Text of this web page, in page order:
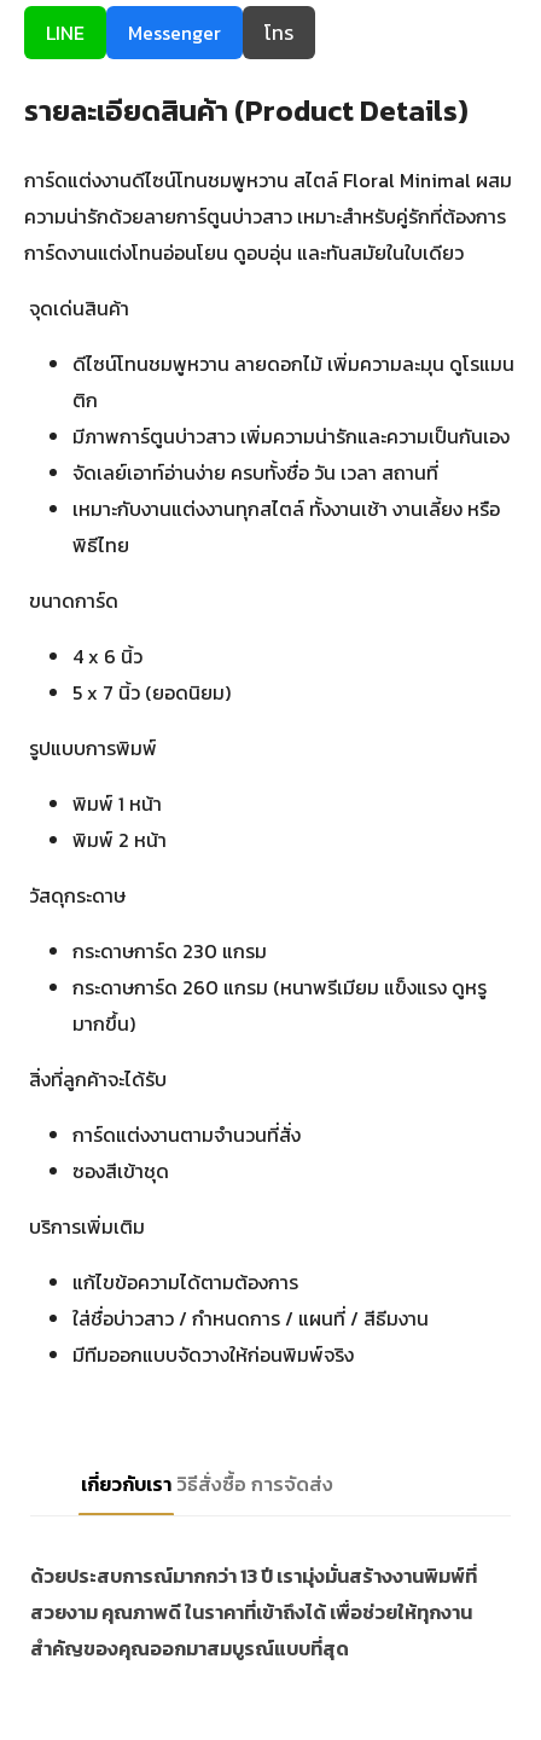
LINE Messenger โทร
รายละเอียดสินค้า (Product Details)
การ์ดแต่งงานดีไซน์โทนชมพูหวาน สไตล์ Floral Minimal ผสม
ความน่ารักด้วยลายการ์ตูนบ่าวสาว เหมาะสำหรับคู่รักที่ต้องการ
การ์ดงานแต่งโทนอ่อนโยน ดูอบอุ่น และทันสมัยในใบเดียว
จุดเด่นสินค้า
ดีไซน์โทนชมพูหวาน ลายดอกไม้ เพิ่มความละมุน ดูโรแมน
ติก
มีภาพการ์ตูนบ่าวสาว เพิ่มความน่ารักและความเป็นกันเอง
จัดเลย์เอาท์อ่านง่าย ครบทั้งชื่อ วัน เวลา สถานที่
เหมาะกับงานแต่งงานทุกสไตล์ ทั้งงานเช้า งานเลี้ยง หรือ
พิธีไทย
ขนาดการ์ด
4 x 6 นิ้ว
5 x 7 นิ้ว (ยอดนิยม)
รูปแบบการพิมพ์
พิมพ์ 1 หน้า
พิมพ์ 2 หน้า
วัสดุกระดาษ
กระดาษการ์ด 230 แกรม
กระดาษการ์ด 260 แกรม (หนาพรีเมียม แข็งแรง ดูหรู
มากขึ้น)
สิ่งที่ลูกค้าจะได้รับ
การ์ดแต่งงานตามจำนวนที่สั่ง
ซองสีเข้าชุด
บริการเพิ่มเติม
แก้ไขข้อความได้ตามต้องการ
ใส่ชื่อบ่าวสาว / กำหนดการ / แผนที่ / สีธีมงาน
มีทีมออกแบบจัดวางให้ก่อนพิมพ์จริง
เกี่ยวกับเรา วิธีสั่งซื้อ การจัดส่ง
ด้วยประสบการณ์มากกว่า 13 ปี เรามุ่งมั่นสร้างงานพิมพ์ที่
สวยงาม คุณภาพดี ในราคาที่เข้าถึงได้ เพื่อช่วยให้ทุกงาน
สำคัญของคุณออกมาสมบูรณ์แบบที่สุด